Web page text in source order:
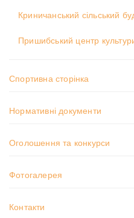
Криничанський сільський
Пришибський центр
Спортивна сторінка
Нормативні документи
Оголошення та конкурси
Фотогалерея
Контакти